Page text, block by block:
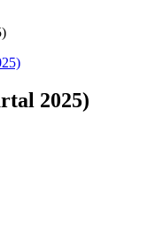
2025)